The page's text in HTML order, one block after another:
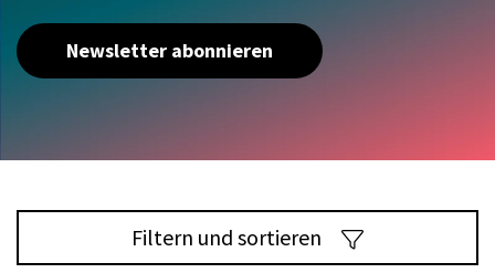
Newsletter abonnieren
Filtern und sortieren